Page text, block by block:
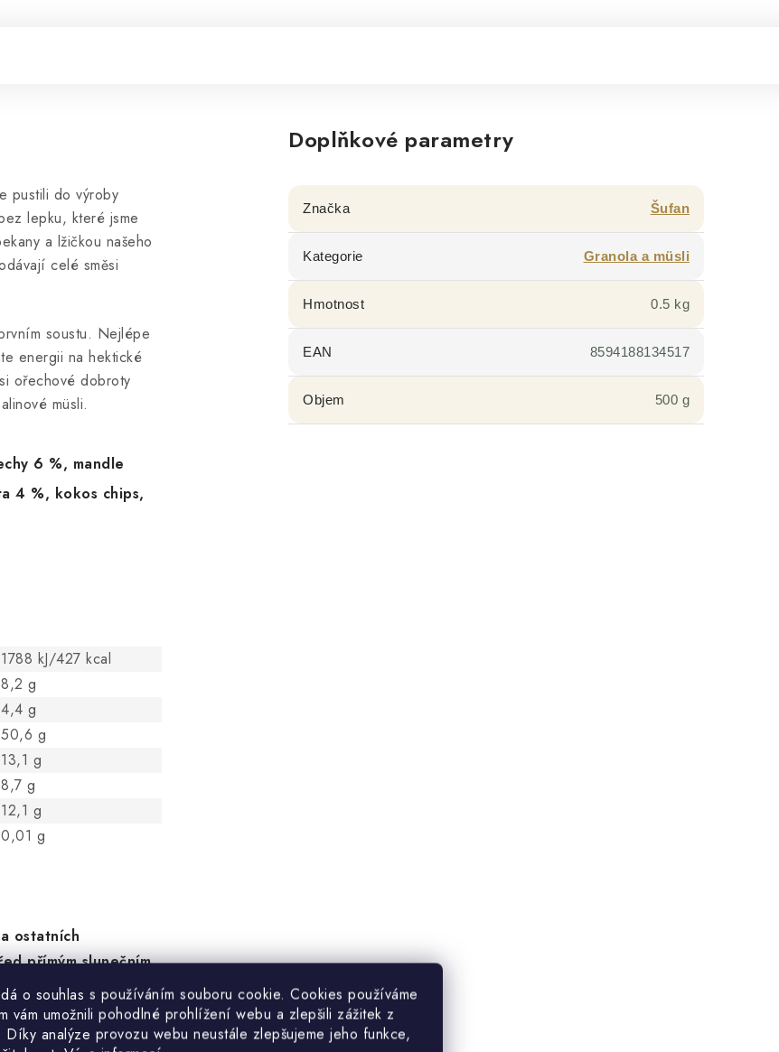
o souhlas s používáním souboru cookie. Cookies používáme
vám umožnili pohodlné prohlížení webu a zlepšili zážitek z
Díky analýze provozu webu neustále zlepšujeme jeho funkce,
pustili do výroby
lepku, které jsme
a lžičkou našeho
celé směsi
soustu. Nejlépe
energii na hektické
ořechové dobroty
müsli.
6 %, mandle
4 %, kokos chips,
1788 kJ/427 kcal
8,2 g
4,4 g
50,6 g
13,1 g
8,7 g
12,1 g
0,01 g
ostatních
přímým slunečním
Doplňkové parametry
Značka Šufan
Kategorie Granola a müsli
Hmotnost 0.5 kg
EAN 8594188134517
Objem 500 g